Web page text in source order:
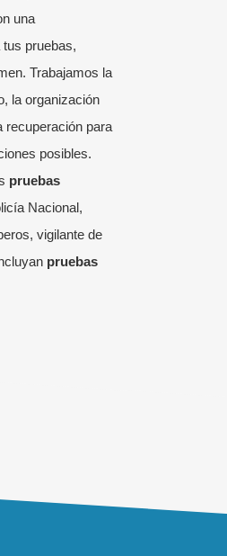
una
pruebas,
Trabajamos la
la organización
recuperación para
posibles.
pruebas
Nacional,
vigilante de
pruebas